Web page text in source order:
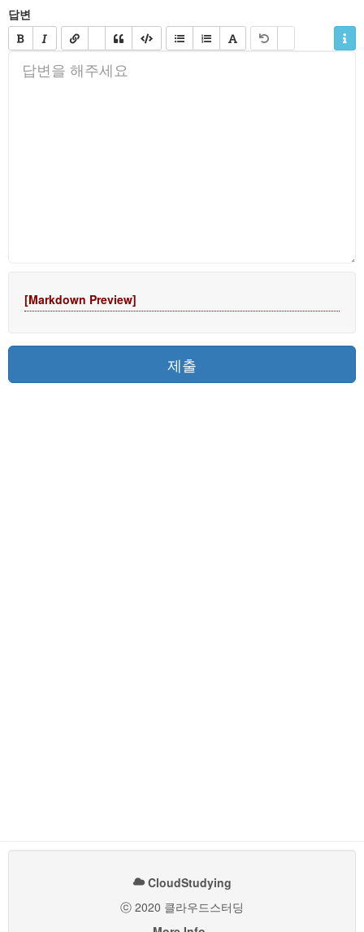
답변
[Markdown Preview]
CloudStudying
ⓒ 2020 클라우드스터딩